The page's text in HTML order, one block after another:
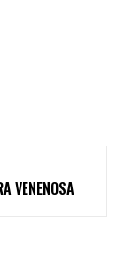
VENENOSA